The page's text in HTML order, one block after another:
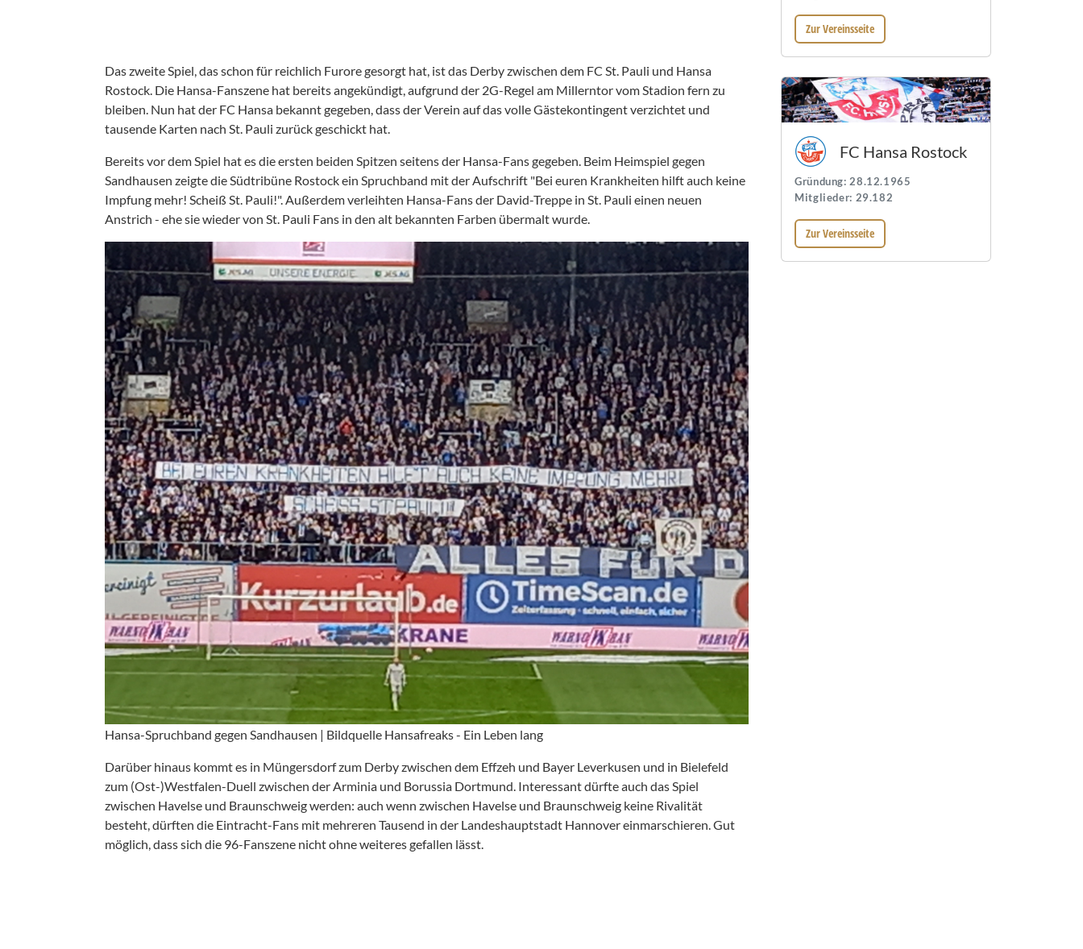
Das zweite Spiel, das schon für reichlich Furore gesorgt hat, ist das Derby zwischen dem FC St. Pauli und Hansa
Rostock. Die Hansa-Fanszene hat bereits angekündigt, aufgrund der 2G-Regel am Millerntor vom Stadion fern zu
bleiben. Nun hat der FC Hansa bekannt gegeben, dass der Verein auf das volle Gästekontingent verzichtet und
tausende Karten nach St. Pauli zurück geschickt hat.
Bereits vor dem Spiel hat es die ersten beiden Spitzen seitens der Hansa-Fans gegeben. Beim Heimspiel gegen
Sandhausen zeigte die Südtribüne Rostock ein Spruchband mit der Aufschrift "Bei euren Krankheiten hilft auch keine
Impfung mehr! Scheiß St. Pauli!". Außerdem verleihten Hansa-Fans der David-Treppe in St. Pauli einen neuen
Anstrich - ehe sie wieder von St. Pauli Fans in den alt bekannten Farben übermalt wurde.
Hansa-Spruchband gegen Sandhausen | Bildquelle Hansafreaks - Ein Leben lang
Darüber hinaus kommt es in Müngersdorf zum Derby zwischen dem Effzeh und Bayer Leverkusen und in Bielefeld
zum (Ost-)Westfalen-Duell zwischen der Arminia und Borussia Dortmund. Interessant dürfte auch das Spiel
zwischen Havelse und Braunschweig werden: auch wenn zwischen Havelse und Braunschweig keine Rivalität
besteht, dürften die Eintracht-Fans mit mehreren Tausend in der Landeshauptstadt Hannover einmarschieren. Gut
möglich, dass sich die 96-Fanszene nicht ohne weiteres gefallen lässt.
Zur Vereinsseite
FC Hansa Rostock
Gründung: 28.12.1965
Mitglieder: 29.182
Zur Vereinsseite